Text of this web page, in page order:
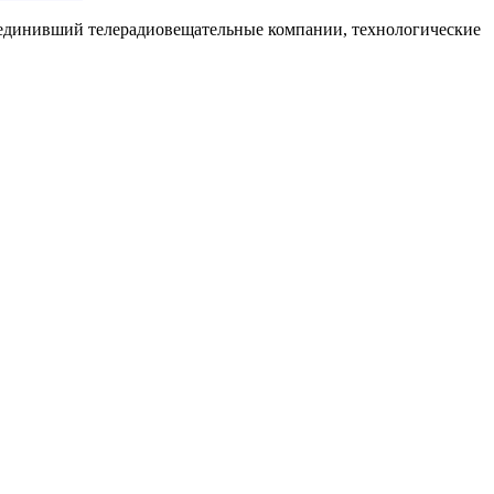
телерадиовещательные компании, технологические